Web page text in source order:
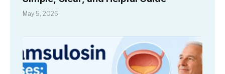
May 5, 2026